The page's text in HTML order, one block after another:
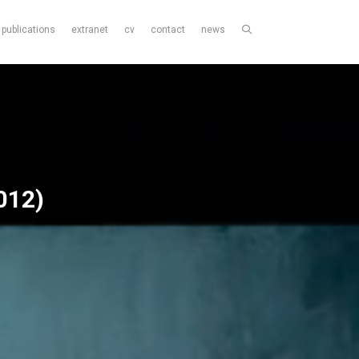
publications extranet cv contact news